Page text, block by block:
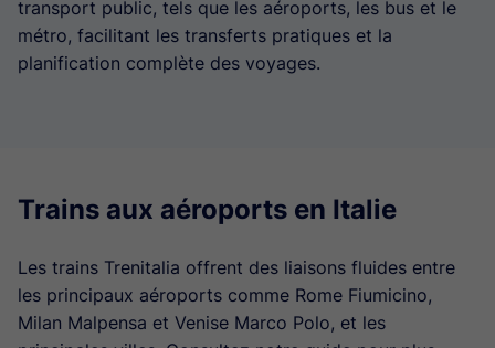
transport public, tels que les aéroports, les bus et le
métro, facilitant les transferts pratiques et la
planification complète des voyages.
Trains aux aéroports en Italie
Les trains Trenitalia offrent des liaisons fluides entre
les principaux aéroports comme Rome Fiumicino,
Milan Malpensa et Venise Marco Polo, et les